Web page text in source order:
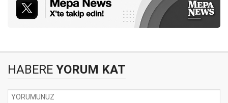
HABERE YORUM KAT